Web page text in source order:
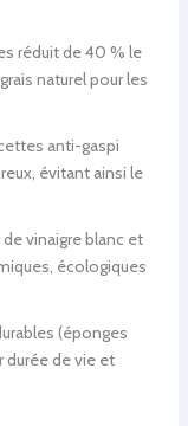
réduit de 40 % le
naturel pour les
anti-gaspi
évitant ainsi le
vinaigre blanc et
écologiques
(éponges
durée de vie et